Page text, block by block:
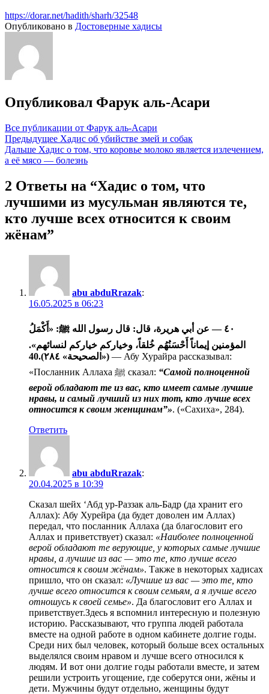
https://dorar.net/hadith/sharh/32548
Опубликовано в Достоверные хадисы
Опубликовал Фарук аль-Асари
Все публикации от Фарук аль-Асари
Навигация
по
Предыдущее Хадис об убийстве змей и собак
Дальше Хадис о том, что коровье молоко является излечением,
а её мясо — болезнь
2 Ответы на “Хадис о том, что
лучшими из мусульман являются те,
кто лучше всех относится к своим
жёнам”
abu abduRrazak:
16.05.2025 в 06:23
٤٠ — عن أبي هريرة، قال: قال رسول الله ﷺ: «أَكْمَلُ
المؤمنين إيماناً أَحْسَنُهُم خُلقاً، وخياركم خياركم لنسائهم».
(«الصحيحة» ٢٨٤).
40
— Абу Хурайра рассказывал:
«Посланник Аллаха ﷺ сказал: “Самой полноценной
верой обладают те из вас, кто имеет самые лучшие
нравы, и самый лучший из них тот, кто лучше всех
относится к своим женщинам”». («Сахиха», 284).
Ответить
abu abduRrazak:
20.04.2025 в 10:39
Сказал шейх ‘Абд ур-Раззак аль-Бадр (да хранит его
Аллах): Абу Хурейра (да будет доволен им Аллах)
передал, что посланник Аллаха (да благословит его
Аллах и приветствует) сказал: «Наиболее полноценной
верой обладают те верующие, у которых самые лучшие
нравы, а лучшие из вас — это те, кто лучше всего
относится к своим жёнам». Также в некоторых хадисах
пришло, что он сказал: «Лучшие из вас — это те, кто
лучше всего относится к своим семьям, а я лучше всего
отношусь к своей семье». Да благословит его Аллах и
приветствует.Здесь я вспомнил интересную и полезную
историю. Рассказывают, что группа людей работала
вместе на одной работе в одном кабинете долгие годы.
Среди них был человек, который больше всех остальных
выделялся своим нравом и лучше всего относился к
людям. И вот они долгие годы работали вместе, и затем
решили устроить угощение, где соберутся они, жёны и
дети. Мужчины будут отдельно, женщины будут